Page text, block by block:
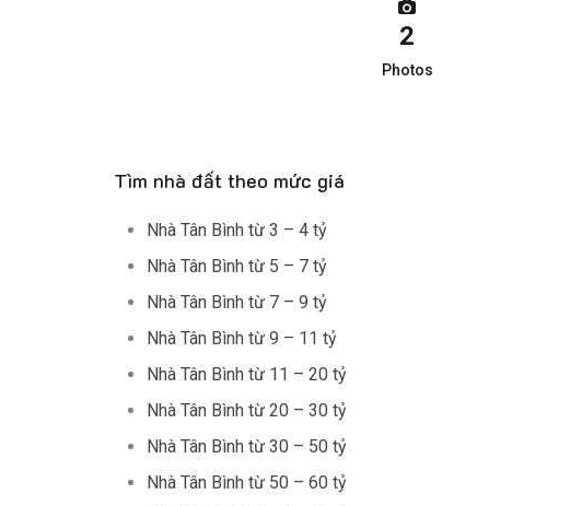
2
Photos
Tìm nhà đất theo mức giá
Nhà Tân Bình từ 3 – 4 tỷ
Nhà Tân Bình từ 5 – 7 tỷ
Nhà Tân Bình từ 7 – 9 tỷ
Nhà Tân Bình từ 9 – 11 tỷ
Nhà Tân Bình từ 11 – 20 tỷ
Nhà Tân Bình từ 20 – 30 tỷ
Nhà Tân Bình từ 30 – 50 tỷ
Nhà Tân Bình từ 50 – 60 tỷ